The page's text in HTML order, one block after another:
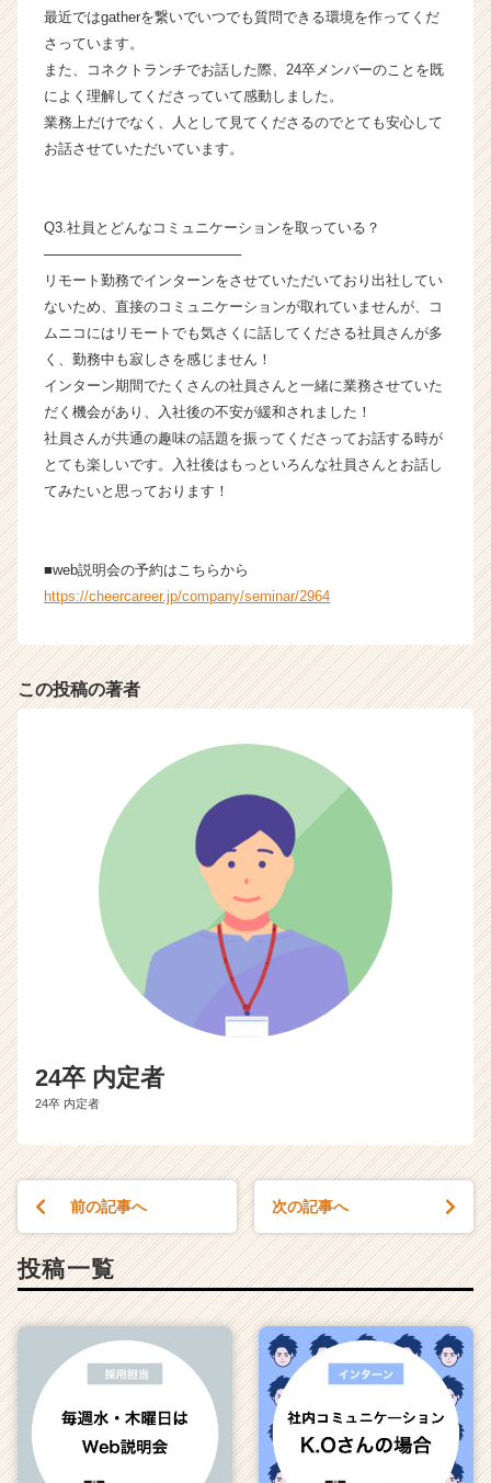
ア
h
e
e
C
e
e
r）
最近ではgatherを繋いでいつでも質問できる環境を作ってくだ
さっています。
また、コネクトランチでお話した際、24卒メンバーのことを既
によく理解してくださっていて感動しました。
業務上だけでなく、人として見てくださるのでとても安心して
お話させていただいています。
Q3.社員とどんなコミュニケーションを取っている？
────────────────────
リモート勤務でインターンをさせていただいており出社してい
ないため、直接のコミュニケーションが取れていませんが、コ
ムニコにはリモートでも気さくに話してくださる社員さんが多
く、勤務中も寂しさを感じません！
インターン期間でたくさんの社員さんと一緒に業務させていた
だく機会があり、入社後の不安が緩和されました！
社員さんが共通の趣味の話題を振ってくださってお話する時が
とても楽しいです。入社後はもっといろんな社員さんとお話し
てみたいと思っております！
■web説明会の予約はこちらから
https://cheercareer.jp/company/seminar/2964
この投稿の著者
24卒 内定者
24卒 内定者
前の記事へ 次の記事へ
投稿一覧